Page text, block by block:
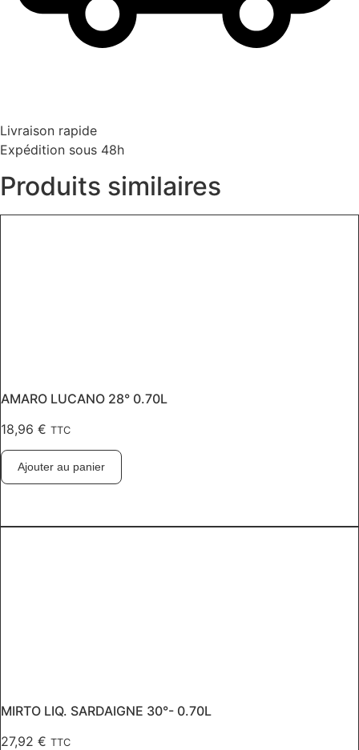
Livraison rapide
Expédition sous 48h
Produits similaires
AMARO LUCANO 28° 0.70L
18,96 € TTC
Ajouter au panier
MIRTO LIQ. SARDAIGNE 30°- 0.70L
27,92 € TTC